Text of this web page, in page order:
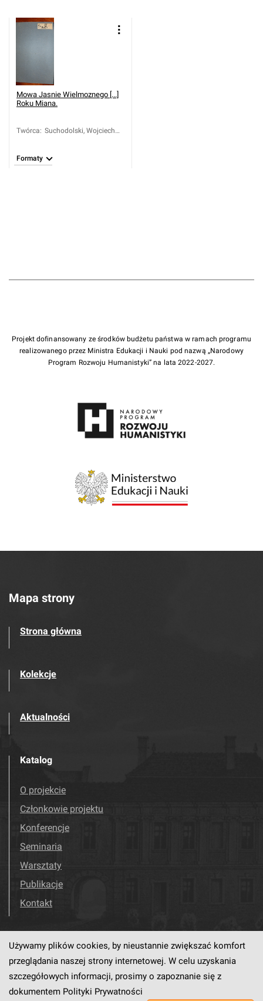
Mowa Jasnie Wielmoznego [...]
Roku Miana.
Twórca: Suchodolski, Wojciech
Formaty
Projekt dofinansowany ze środków budżetu państwa w ramach programu
realizowanego przez Ministra Edukacji i Nauki pod nazwą „Narodowy
Program Rozwoju Humanistyki” na lata 2022-2027.
Mapa strony
Strona główna
Kolekcje
Aktualności
Katalog
O projekcie
Członkowie projektu
Konferencje
Seminaria
Warsztaty
Publikacje
Kontakt
Odwiedź nas! Facebook
Używamy plików cookies, by nieustannie zwiększać komfort
przeglądania naszej strony internetowej. W celu uzyskania
szczegółowych informacji, prosimy o zapoznanie się z
dokumentem Polityki Prywatności